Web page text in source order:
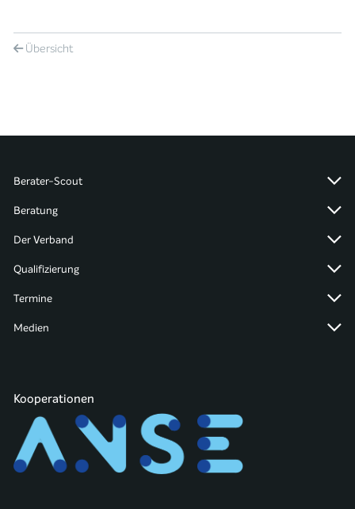
Übersicht
Berater-Scout
Beratung
Der Verband
Qualifizierung
Termine
Medien
Kooperationen